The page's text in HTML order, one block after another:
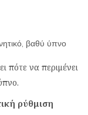
βαθύ ύπνο
πότε να περιμένει
ρύθμιση